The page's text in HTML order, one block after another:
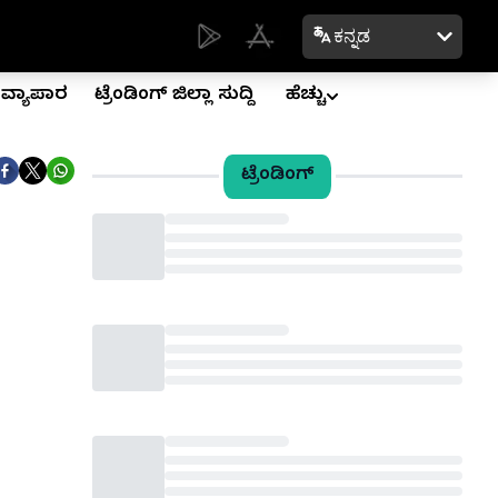
ಕನ್ನಡ
ವ್ಯಾಪಾರ ಟ್ರೆಂಡಿಂಗ್ ಜಿಲ್ಲಾ ಸುದ್ದಿ ಹೆಚ್ಚು
ಟ್ರೆಂಡಿಂಗ್